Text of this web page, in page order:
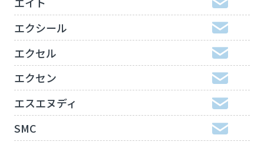
エクシール
エクセル
エクセン
エスエヌディ
SMC